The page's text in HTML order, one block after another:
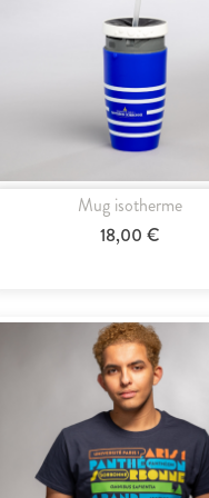
Mug isotherme
18,00 €